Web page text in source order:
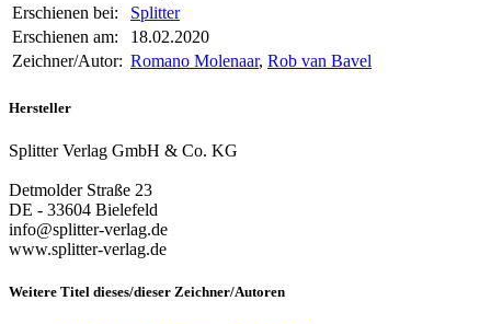
Erschienen bei:
Splitter
Erschienen am:
18.02.2020
Zeichner/Autor: Romano Molenaar, Rob van Bavel
Hersteller
Splitter Verlag GmbH & Co. KG
Detmolder Straße 23
DE - 33604 Bielefeld
info@splitter-verlag.de
www.splitter-verlag.de
Weitere Titel dieses/dieser Zeichner/Autoren